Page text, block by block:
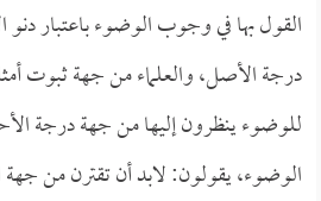
القول بها في وجوب الوضوء باعتبار
درجة الأصل، والعلماء من جهة ثبوت
للوضوء ينظرون إليها من جهة درجة
الوضوء، يقولون: لابد أن تقترن من جهة